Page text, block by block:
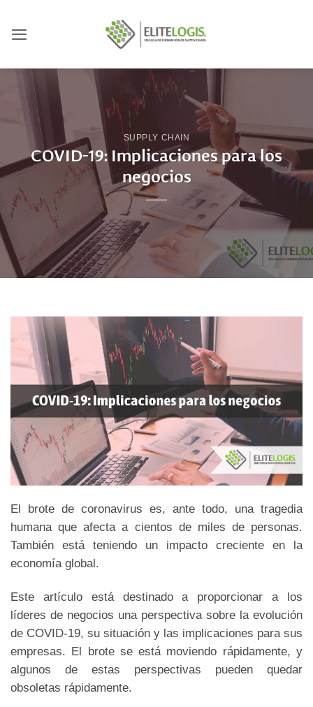
contenido
SUPPLY CHAIN
COVID-19: Implicaciones para los
negocios
El brote de coronavirus es, ante todo, una tragedia
humana que afecta a cientos de miles de personas.
También está teniendo un impacto creciente en la
economía global.
Este artículo está destinado a proporcionar a los
líderes de negocios una perspectiva sobre la evolución
de COVID-19, su situación y las implicaciones para sus
empresas. El brote se está moviendo rápidamente, y
algunos de estas perspectivas pueden quedar
obsoletas rápidamente.